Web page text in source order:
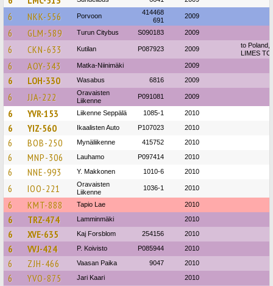
6 NKK-556 Porvoon
414468
691
2009
6 GLM-589 Turun Citybus S090183 2009
6 CKN-633 Kutilan P087923 2009
to Poland,
LIMES
6 AOY-343 Matka-Niinimäki 2009
6 LOH-330 Wasabus 6816 2009
6 JJA-222
Oravaisten
Liikenne
P091081 2009
6 YVR-153 Liikenne Seppälä 1085-1 2010
6 YIZ-560 Ikaalisten Auto P107023 2010
6 BOB-250 Mynäliikenne 415752 2010
6 MNP-306 Lauhamo P097414 2010
6 NNE-993 Y. Makkonen 1010-6 2010
6 IOO-221
Oravaisten
Liikenne
1036-1 2010
6 KMT-888 Tapio Lae 2010
6 TRZ-474 Lamminmäki 2010
6 XVE-635 Kaj Forsblom 254156 2010
6 VVJ-424 P. Koivisto P085944 2010
6 ZJH-466 Vaasan Paika 9047 2010
6 YVO-875 Jari Kaari 2010